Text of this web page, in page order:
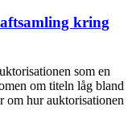
kring
som en
om titeln låg bland
om hur auktorisationen